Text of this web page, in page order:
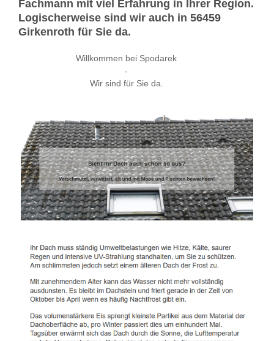
Fachmann mit viel Erfahrung in Ihrer Region.
Logischerweise sind wir auch in 56459
Girkenroth für Sie da.
Willkommen bei Spodarek
-
Wir sind für Sie da.